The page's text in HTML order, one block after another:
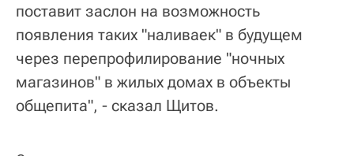
поставит заслон на возможность
появления таких "наливаек" в будущем
через перепрофилирование "ночных
магазинов" в жилых домах в объекты
общепита", - сказал Щитов.